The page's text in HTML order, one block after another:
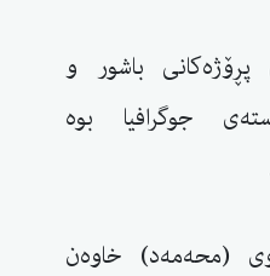
پڕۆژەكانی باشور و
جوگرافیا بوە
(محەمەد) خاوەن